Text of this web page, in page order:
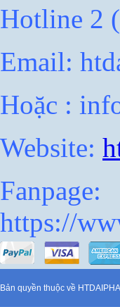
Hotline 2
Email:
Hoặc :
Website:
Fanpage:
https://
Bản